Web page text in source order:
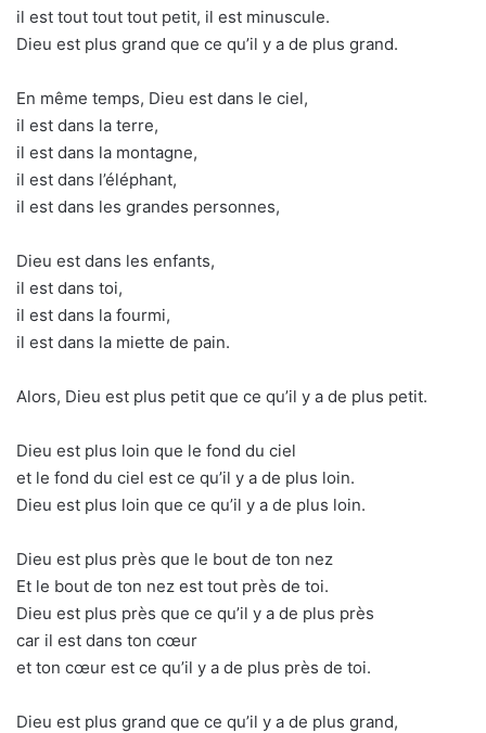
il est tout tout tout petit, il est minuscule.
Dieu est plus grand que ce qu’il y a de plus grand.
En même temps, Dieu est dans le ciel,
il est dans la terre,
il est dans la montagne,
il est dans l’éléphant,
il est dans les grandes personnes,
Dieu est dans les enfants,
il est dans toi,
il est dans la fourmi,
il est dans la miette de pain.
Alors, Dieu est plus petit que ce qu’il y a de plus petit.
Dieu est plus loin que le fond du ciel
et le fond du ciel est ce qu’il y a de plus loin.
Dieu est plus loin que ce qu’il y a de plus loin.
Dieu est plus près que le bout de ton nez
Et le bout de ton nez est tout près de toi.
Dieu est plus près que ce qu’il y a de plus près
car il est dans ton cœur
et ton cœur est ce qu’il y a de plus près de toi.
Dieu est plus grand que ce qu’il y a de plus grand,